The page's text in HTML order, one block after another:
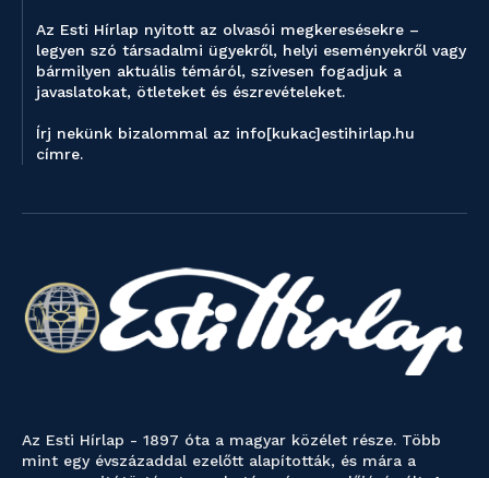
Az Esti Hírlap nyitott az olvasói megkeresésekre –
legyen szó társadalmi ügyekről, helyi eseményekről vagy
bármilyen aktuális témáról, szívesen fogadjuk a
javaslatokat, ötleteket és észrevételeket.
Írj nekünk bizalommal az info[kukac]estihirlap.hu
címre.
Az Esti Hírlap - 1897 óta a magyar közélet része. Több
mint egy évszázaddal ezelőtt alapították, és mára a